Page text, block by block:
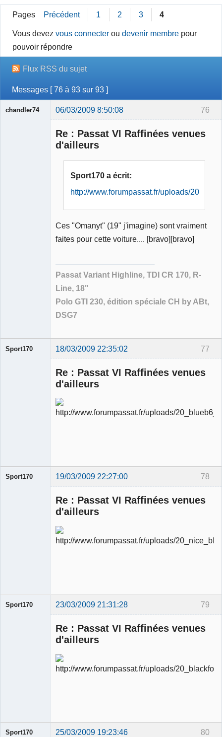
Pages Précédent 1 2 3 4
Vous devezvous connecter oudevenir membre pour
pouvoir répondre
Flux RSS du sujet
Messages [ 76 à 93 sur 93 ]
76
chandler74 06/03/2009 8:50:08
Re : Passat VI Raffinées venues
d'ailleurs
Sport170 a écrit:
http://www.forumpassat.fr/uploads/
Ces "Omanyt" (19" j'imagine) sont vraiment
faites pour cette voiture.... [bravo][bravo]
Passat Variant Highline, TDI CR 170, R-
Line, 18"
Polo GTI 230, édition spéciale CH by ABt,
DSG7
77
Sport170 18/03/2009 22:35:02
Re : Passat VI Raffinées venues
d'ailleurs
78
Sport170 19/03/2009 22:27:00
Re : Passat VI Raffinées venues
d'ailleurs
79
Sport170 23/03/2009 21:31:28
Re : Passat VI Raffinées venues
d'ailleurs
80
Sport170 25/03/2009 19:23:46